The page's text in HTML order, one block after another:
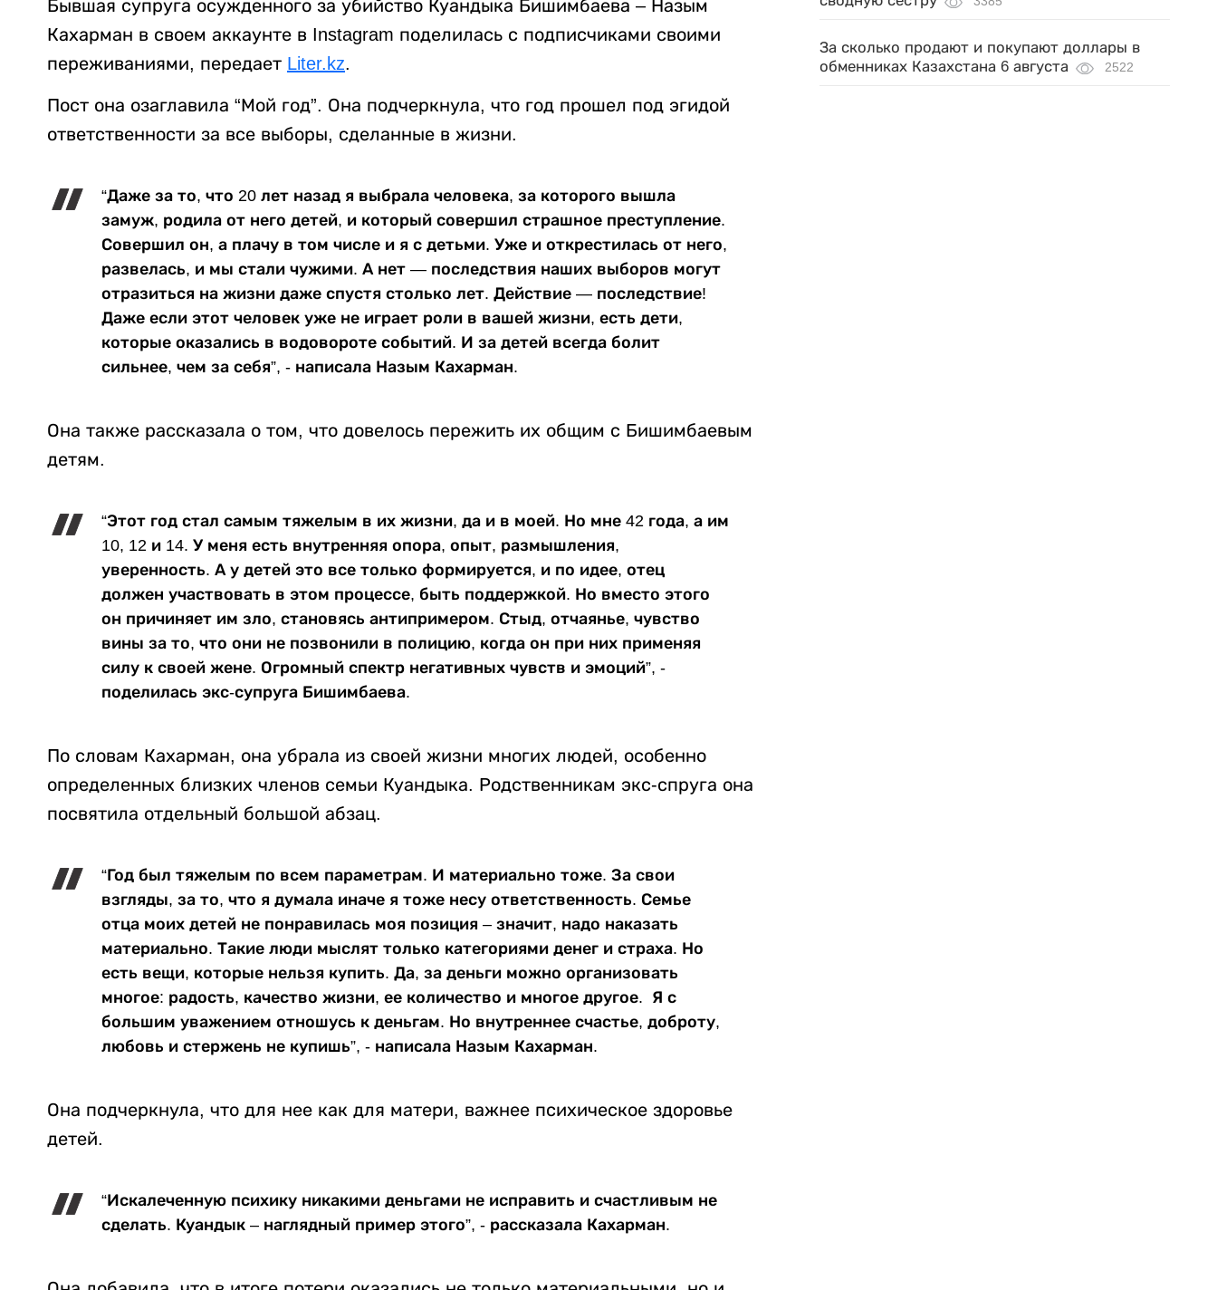
Бывшая супруга осужденного за убийство Куандыка Бишимбаева – Назым
Кахарман в своем аккаунте в Instagram поделилась с подписчиками своими
переживаниями, передает Liter.kz.
Пост она озаглавила “Мой год”. Она подчеркнула, что год прошел под эгидой
ответственности за все выборы, сделанные в жизни.
“Даже за то, что 20 лет назад я выбрала человека, за которого вышла
замуж, родила от него детей, и который совершил страшное преступление.
Совершил он, а плачу в том числе и я с детьми. Уже и открестилась от него,
развелась, и мы стали чужими. А нет — последствия наших выборов могут
отразиться на жизни даже спустя столько лет. Действие — последствие!
Даже если этот человек уже не играет роли в вашей жизни, есть дети,
которые оказались в водовороте событий. И за детей всегда болит
сильнее, чем за себя”, - написала Назым Кахарман.
Она также рассказала о том, что довелось пережить их общим с Бишимбаевым
детям.
“Этот год стал самым тяжелым в их жизни, да и в моей. Но мне 42 года, а им
10, 12 и 14. У меня есть внутренняя опора, опыт, размышления,
уверенность. А у детей это все только формируется, и по идее, отец
должен участвовать в этом процессе, быть поддержкой. Но вместо этого
он причиняет им зло, становясь антипримером. Стыд, отчаянье, чувство
вины за то, что они не позвонили в полицию, когда он при них применяя
силу к своей жене. Огромный спектр негативных чувств и эмоций”, -
поделилась экс-супруга Бишимбаева.
По словам Кахарман, она убрала из своей жизни многих людей, особенно
определенных близких членов семьи Куандыка. Родственникам экс-спруга она
посвятила отдельный большой абзац.
“Год был тяжелым по всем параметрам. И материально тоже. За свои
взгляды, за то, что я думала иначе я тоже несу ответственность. Семье
отца моих детей не понравилась моя позиция – значит, надо наказать
материально. Такие люди мыслят только категориями денег и страха. Но
есть вещи, которые нельзя купить. Да, за деньги можно организовать
многое: радость, качество жизни, ее количество и многое другое. Я с
большим уважением отношусь к деньгам. Но внутреннее счастье, доброту,
любовь и стержень не купишь”, - написала Назым Кахарман.
Она подчеркнула, что для нее как для матери, важнее психическое здоровье
детей.
“Искалеченную психику никакими деньгами не исправить и счастливым не
сделать. Куандык – наглядный пример этого”, - рассказала Кахарман.
За сколько продают и покупают доллары в
обменниках Казахстана 6 августа
2522